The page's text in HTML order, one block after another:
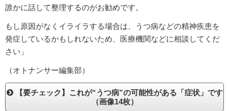
誰かに話して整理するのがお勧めです。
もし原因がなくイライラする場合は、うつ病などの精神疾患を
発症しているかもしれないため、医療機関などに相談してくだ
さい」
（オトナンサー編集部）
【要チェック】これが“うつ病”の可能性がある「症状」です
（画像14枚）